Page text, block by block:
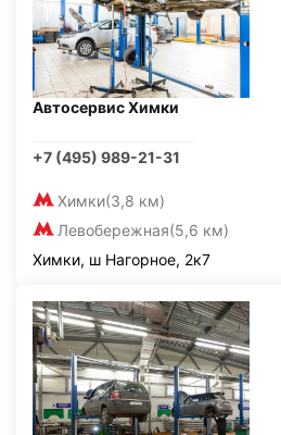
Автосервис Химки
+7 (495) 989-21-31
Химки(3,8 км)
Левобережная(5,6 км)
Химки, ш Нагорное, 2к7